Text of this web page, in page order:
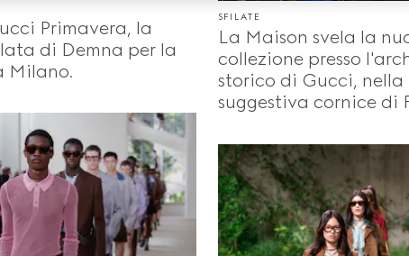
Primavera, la
di Demna per la
Milano.
SFILATE
La Maison svela la
collezione presso
storico di Gucci, nella
suggestiva cornice di